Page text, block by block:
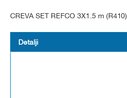
CREVA SET REFCO 3X1.5 m (R410)
Detalji